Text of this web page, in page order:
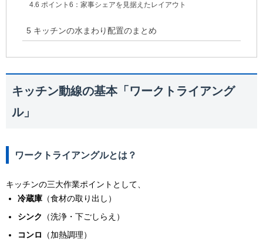
4.6 ポイント6：家事シェアを見据えたレイアウト
5キッチンの水まわり配置のまとめ
キッチン動線の基本「ワークトライアング
ル」
ワークトライアングルとは？
キッチンの三大作業ポイントとして、
冷蔵庫 （食材の取り出し）
シンク （洗浄・下ごしらえ）
コンロ （加熱調理）